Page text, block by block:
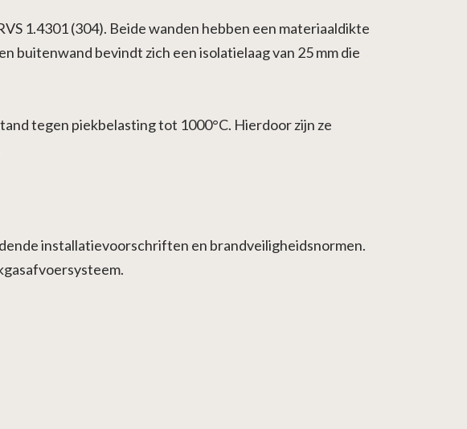
1.4301 (304). Beide wanden hebben een materiaaldikte
buitenwand bevindt zich een isolatielaag van 25 mm die
tegen piekbelasting tot 1000°C. Hierdoor zijn ze
installatievoorschriften en brandveiligheidsnormen.